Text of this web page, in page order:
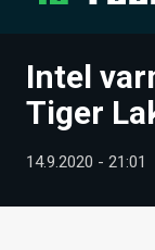
UUTISET
Intel
Tiger
14.9.2020 - 21:01